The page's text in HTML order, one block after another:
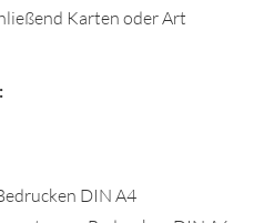
Karten oder Art
DIN A4